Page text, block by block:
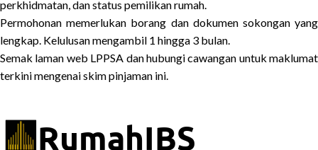
perkhidmatan, dan status pemilikan rumah.
Permohonan memerlukan borang dan dokumen sokongan yang
lengkap. Kelulusan mengambil 1 hingga 3 bulan.
Semak laman web LPPSA dan hubungi cawangan untuk maklumat
terkini mengenai skim pinjaman ini.